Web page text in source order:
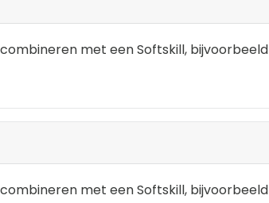
met een Softskill, bijvoorbeeld
met een Softskill, bijvoorbeeld